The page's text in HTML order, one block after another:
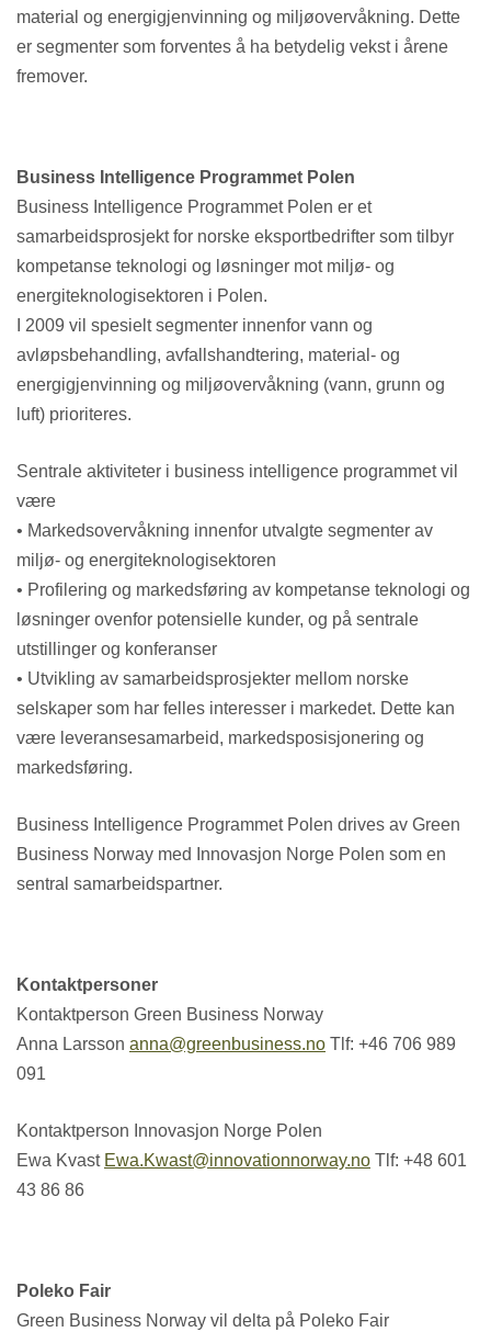
material og energigjenvinning og miljøovervåkning. Dette
er segmenter som forventes å ha betydelig vekst i årene
fremover.
Business Intelligence Programmet Polen
Business Intelligence Programmet Polen er et
samarbeidsprosjekt for norske eksportbedrifter som tilbyr
kompetanse teknologi og løsninger mot miljø- og
energiteknologisektoren i Polen.
I 2009 vil spesielt segmenter innenfor vann og
avløpsbehandling, avfallshandtering, material- og
energigjenvinning og miljøovervåkning (vann, grunn og
luft) prioriteres.
Sentrale aktiviteter i business intelligence programmet vil
være
• Markedsovervåkning innenfor utvalgte segmenter av
miljø- og energiteknologisektoren
• Profilering og markedsføring av kompetanse teknologi og
løsninger ovenfor potensielle kunder, og på sentrale
utstillinger og konferanser
• Utvikling av samarbeidsprosjekter mellom norske
selskaper som har felles interesser i markedet. Dette kan
være leveransesamarbeid, markedsposisjonering og
markedsføring.
Business Intelligence Programmet Polen drives av Green
Business Norway med Innovasjon Norge Polen som en
sentral samarbeidspartner.
Kontaktpersoner
Kontaktperson Green Business Norway
Anna Larsson anna@greenbusiness.no Tlf: +46 706 989
091
Kontaktperson Innovasjon Norge Polen
Ewa Kvast Ewa.Kwast@innovationnorway.no Tlf: +48 601
43 86 86
Poleko Fair
Green Business Norway vil delta på Poleko Fair